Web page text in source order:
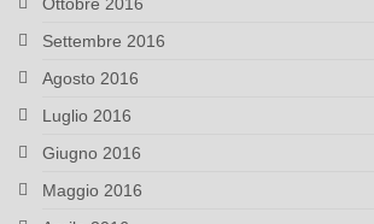
Settembre 2016
Agosto 2016
Luglio 2016
Giugno 2016
Maggio 2016